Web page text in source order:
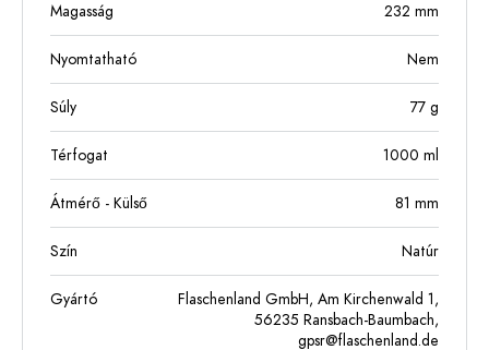
Magasság 232 mm
Nyomtatható Nem
Súly 77 g
Térfogat 1000 ml
Átmérő - Külső 81 mm
Szín Natúr
Gyártó
Flaschenland GmbH, Am Kirchenwald 1,
56235 Ransbach-Baumbach,
gpsr@flaschenland.de